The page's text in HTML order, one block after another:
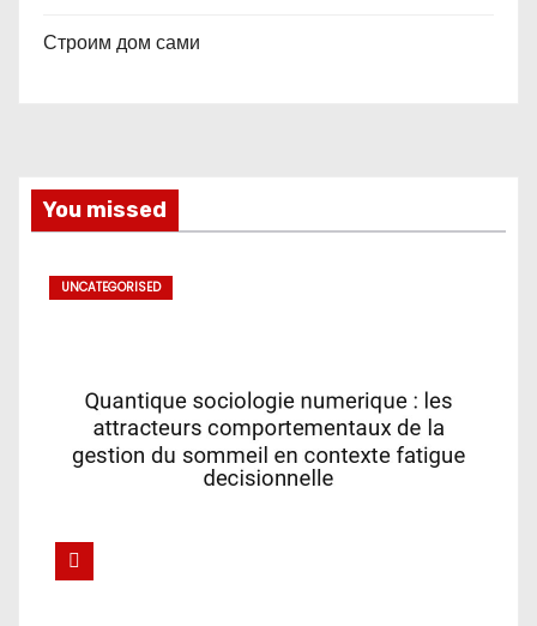
Строим дом сами
You missed
UNCATEGORISED